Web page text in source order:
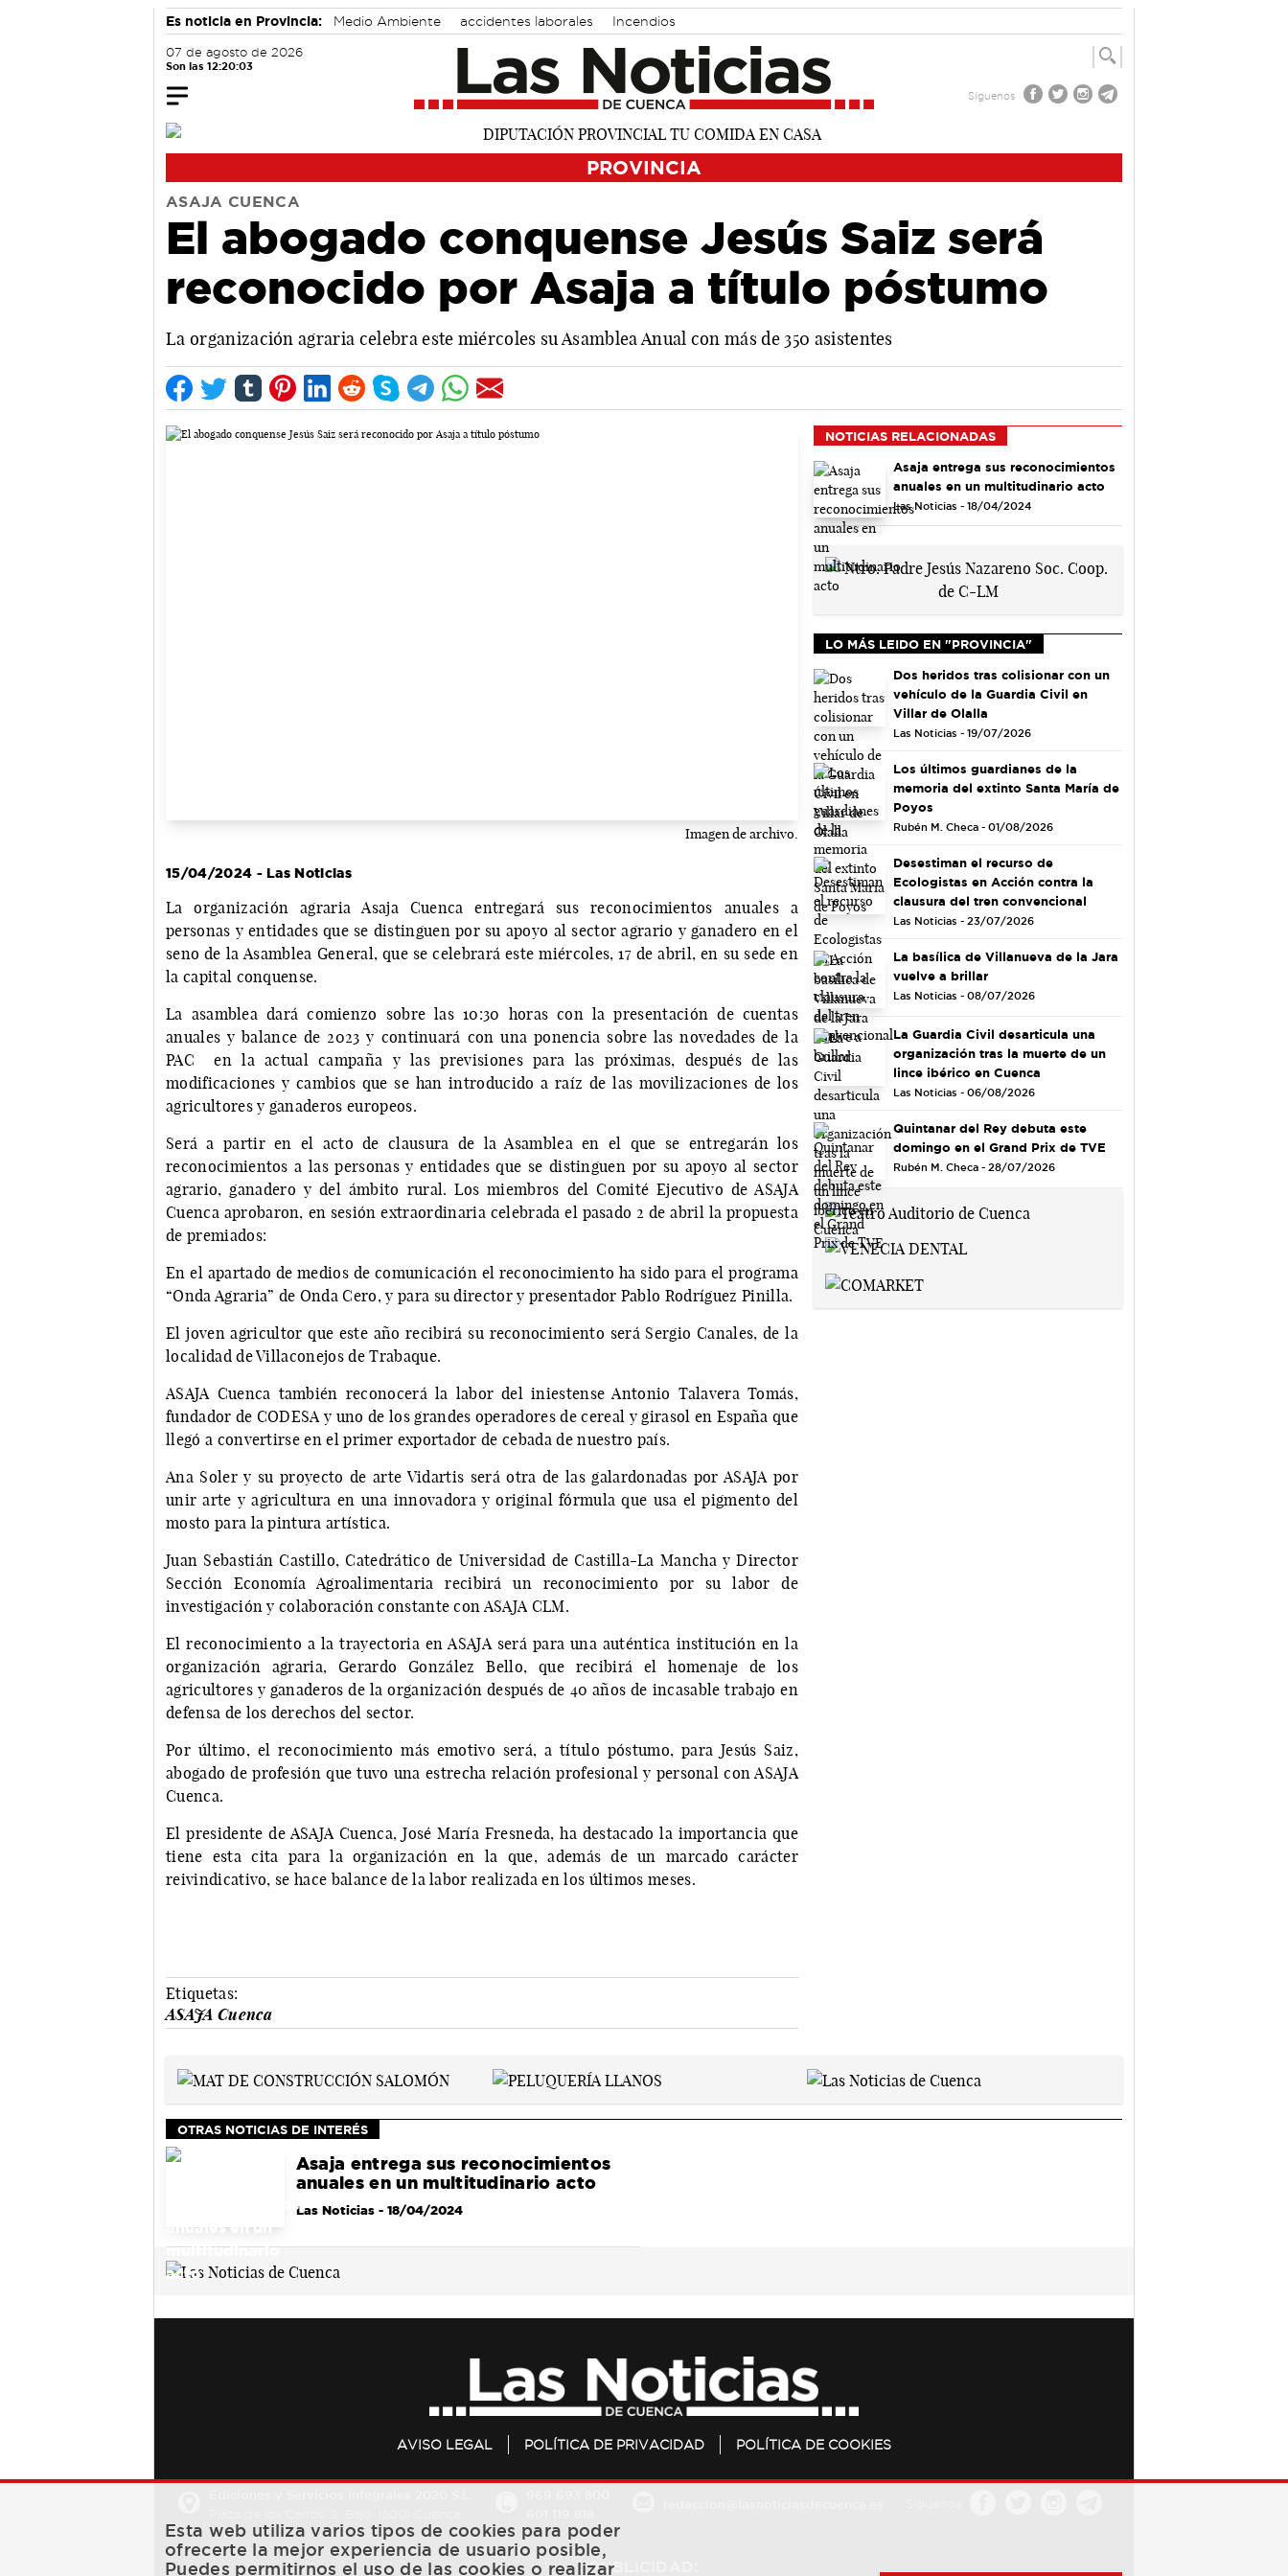
Es noticia en Provincia: Medio Ambiente accidentes laborales Incendios
07 de agosto de 2026
Son las 12:20:04
Síguenos
PROVINCIA
ASAJA CUENCA
El abogado conquense Jesús Saiz será
reconocido por Asaja a título póstumo
La organización agraria celebra este miércoles su Asamblea Anual con más de 350 asistentes
Imagen de archivo.
15/04/2024 - Las Noticias
La organización agraria Asaja Cuenca entregará sus reconocimientos anuales a
personas y entidades que se distinguen por su apoyo al sector agrario y ganadero en el
seno de la Asamblea General, que se celebrará este miércoles, 17 de abril, en su sede en
la capital conquense.
La asamblea dará comienzo sobre las 10:30 horas con la presentación de cuentas
anuales y balance de 2023 y continuará con una ponencia sobre las novedades de la
PAC en la actual campaña y las previsiones para las próximas, después de las
modificaciones y cambios que se han introducido a raíz de las movilizaciones de los
agricultores y ganaderos europeos.
Será a partir en el acto de clausura de la Asamblea en el que se entregarán los
reconocimientos a las personas y entidades que se distinguen por su apoyo al sector
agrario, ganadero y del ámbito rural. Los miembros del Comité Ejecutivo de ASAJA
Cuenca aprobaron, en sesión extraordinaria celebrada el pasado 2 de abril la propuesta
de premiados:
En el apartado de medios de comunicación el reconocimiento ha sido para el programa
“Onda Agraria” de Onda Cero, y para su director y presentador Pablo Rodríguez Pinilla.
El joven agricultor que este año recibirá su reconocimiento será Sergio Canales, de la
localidad de Villaconejos de Trabaque.
ASAJA Cuenca también reconocerá la labor del iniestense Antonio Talavera Tomás,
fundador de CODESA y uno de los grandes operadores de cereal y girasol en España que
llegó a convertirse en el primer exportador de cebada de nuestro país.
Ana Soler y su proyecto de arte Vidartis será otra de las galardonadas por ASAJA por
unir arte y agricultura en una innovadora y original fórmula que usa el pigmento del
mosto para la pintura artística.
Juan Sebastián Castillo, Catedrático de Universidad de Castilla-La Mancha y Director
Sección Economía Agroalimentaria recibirá un reconocimiento por su labor de
investigación y colaboración constante con ASAJA CLM.
El reconocimiento a la trayectoria en ASAJA será para una auténtica institución en la
organización agraria, Gerardo González Bello, que recibirá el homenaje de los
agricultores y ganaderos de la organización después de 40 años de incasable trabajo en
defensa de los derechos del sector.
Por último, el reconocimiento más emotivo será, a título póstumo, para Jesús Saiz,
abogado de profesión que tuvo una estrecha relación profesional y personal con ASAJA
Cuenca.
El presidente de ASAJA Cuenca, José María Fresneda, ha destacado la importancia que
tiene esta cita para la organización en la que, además de un marcado carácter
reivindicativo, se hace balance de la labor realizada en los últimos meses.
Etiquetas:
ASAJA Cuenca
NOTICIAS RELACIONADAS
Asaja entrega sus reconocimientos
anuales en un multitudinario acto
Las Noticias - 18/04/2024
LO MÁS LEIDO EN "PROVINCIA"
Dos heridos tras colisionar con un
vehículo de la Guardia Civil en
Villar de Olalla
Las Noticias - 19/07/2026
Los últimos guardianes de la
memoria del extinto Santa María de
Poyos
Rubén M. Checa - 01/08/2026
Desestiman el recurso de
Ecologistas en Acción contra la
clausura del tren convencional
Las Noticias - 23/07/2026
La basílica de Villanueva de la Jara
vuelve a brillar
Las Noticias - 08/07/2026
La Guardia Civil desarticula una
organización tras la muerte de un
lince ibérico en Cuenca
Las Noticias - 06/08/2026
Quintanar del Rey debuta este
domingo en el Grand Prix de TVE
Rubén M. Checa - 28/07/2026
OTRAS NOTICIAS DE INTERÉS
Asaja entrega sus reconocimientos
anuales en un multitudinario acto
Las Noticias- 18/04/2024
AVISO LEGAL POLÍTICA DE PRIVACIDAD POLÍTICA DE COOKIES
PUBLICIDAD:
Esta web utiliza varios tipos de cookies para poder
ofrecerte la mejor experiencia de usuario posible,
Puedes permitirnos el uso de las cookies o realizar